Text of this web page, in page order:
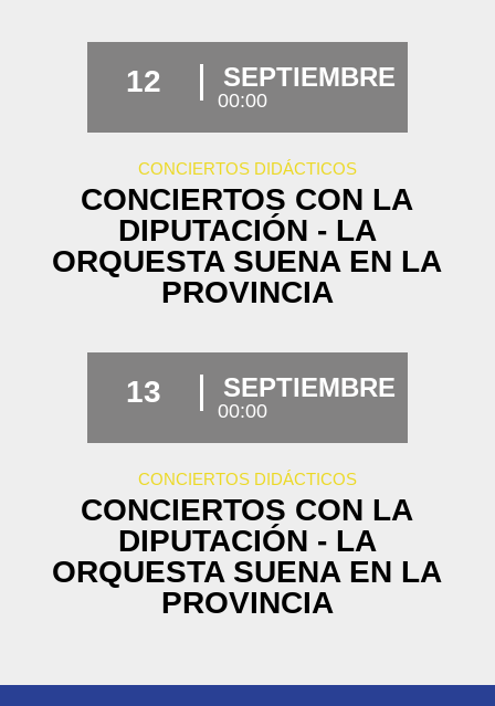
12 SEPTIEMBRE
00:00
CONCIERTOS DIDÁCTICOS
CONCIERTOS CON LA
DIPUTACIÓN - LA
ORQUESTA SUENA EN LA
PROVINCIA
13 SEPTIEMBRE
00:00
CONCIERTOS DIDÁCTICOS
CONCIERTOS CON LA
DIPUTACIÓN - LA
ORQUESTA SUENA EN LA
PROVINCIA